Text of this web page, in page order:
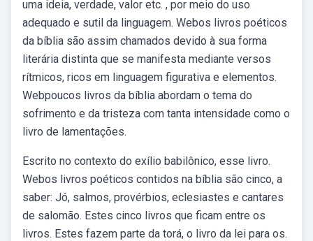
uma ideia, verdade, valor etc. , por meio do uso
adequado e sutil da linguagem. Webos livros poéticos
da bíblia são assim chamados devido à sua forma
literária distinta que se manifesta mediante versos
rítmicos, ricos em linguagem figurativa e elementos.
Webpoucos livros da bíblia abordam o tema do
sofrimento e da tristeza com tanta intensidade como o
livro de lamentações.
Escrito no contexto do exílio babilônico, esse livro.
Webos livros poéticos contidos na bíblia são cinco, a
saber: Jó, salmos, provérbios, eclesiastes e cantares
de salomão. Estes cinco livros que ficam entre os
livros. Estes fazem parte da torá, o livro da lei para os.